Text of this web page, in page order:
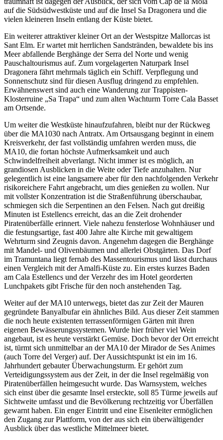
auf die Südsüdwestküste und auf die Insel Sa Dragonera und die
vielen kleineren Inseln entlang der Küste bietet.
Ein weiterer attraktiver kleiner Ort an der Westspitze Mallorcas ist
Sant Elm. Er wartet mit herrlichen Sandstränden, bewaldete bis ins
Meer abfallende Berghänge der Serra del Norte und wenig
Pauschaltourismus auf. Zum vorgelagerten Naturpark Insel
Dragonera fährt mehrmals täglich ein Schiff. Verpflegung und
Sonnenschutz sind für diesen Ausflug dringend zu empfehlen.
Erwähnenswert sind auch eine Wanderung zur Trappisten-
Klosterruine „Sa Trapa“ und zum alten Wachturm Torre Cala Basset
am Ortsende.
Um weiter die Westküste hinaufzufahren, bleibt nur der Rückweg
über die MA1030 nach Antratx. Am Ortsausgang beginnt in einem
Kreisverkehr, der fast vollständig umfahren werden muss, die
MA10, die fortan höchste Aufmerksamkeit und auch
Schwindelfreiheit abverlangt. Nicht immer ist es möglich, an
grandiosen Ausblicken in die Weite oder Tiefe anzuhalten. Nur
gelegentlich ist eine langsamere aber für den nachfolgenden Verkehr
risikoreichere Fahrt angebracht, um dies genießen zu wollen. Nur
mit vollster Konzentration ist die Straßenführung überschaubar,
schmiegen sich die Serpentinen an den Felsen. Nach gut dreißig
Minuten ist Estellencs erreicht, das an die Zeit drohender
Piratenüberfälle erinnert. Viele nahezu fensterlose Wohnhäuser und
die festungsartige, fast 400 Jahre alte Kirche mit gewaltigem
Wehrturm sind Zeugnis davon. Angenehm dagegen die Berghänge
mit Mandel- und Olivenbäumen und allerlei Obstgärten. Das Dorf
im Tramuntana liegt fernab des Massentourismus und lässt durchaus
einen Vergleich mit der Amalfi-Küste zu. Ein erstes kurzes Baden
am Cala Estellencs und der Verzehr des im Hotel georderten
Lunchpakets gibt Frische für den noch anstehenden Tag.
Weiter auf der MA10 unterwegs, bietet das zur Zeit der Mauren
gegründete Banyalbufar ein ähnliches Bild. Aus dieser Zeit stammen
die noch heute existenten terrassenförmigen Gärten mit ihren
eigenen Bewässerungssystemen. Wurde hier früher viel Wein
angebaut, ist es heute verstärkt Gemüse. Doch bevor der Ort erreicht
ist, türmt sich unmittelbar an der MA10 der Mirador de Ses Animes
(auch Torre del Verger) auf. Der Aussichtspunkt ist ein im 16.
Jahrhundert gebauter Überwachungsturm. Er gehört zum
Verteidigungssystem aus der Zeit, in der die Insel regelmäßig von
Piratenüberfällen heimgesucht wurde. Das Warnsystem, welches
sich einst über die gesamte Insel ersteckte, soll 85 Türme jeweils auf
Sichtweite umfasst und die Bevölkerung rechtzeitig vor Überfällen
gewarnt haben. Ein enger Eintritt und eine Eisenleiter ermöglichen
den Zugang zur Plattform, von der aus sich ein überwältigender
Ausblick über das westliche Mittelmeer bietet.